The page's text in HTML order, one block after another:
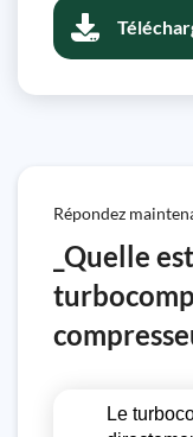
Répondez
_Quelle
Le